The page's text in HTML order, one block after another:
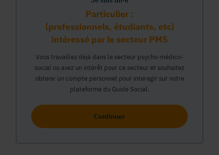
Particulier :
(professionnels, étudiants, etc)
intéressé par le secteur PMS
Vous travaillez déjà dans le secteur psycho-médico-
social ou avez un intérêt pour ce secteur et souhaitez
obtenir un compte personnel pour interagir sur notre
plateforme du Guide Social.
Continuer